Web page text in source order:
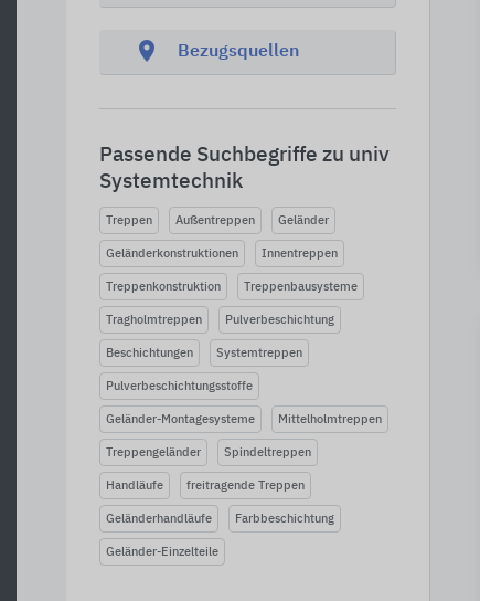
location_on Bezugsquellen
Passende Suchbegriffe zu univ
Systemtechnik
Treppen Außentreppen Geländer
Geländerkonstruktionen Innentreppen
Treppenkonstruktion Treppenbausysteme
Tragholmtreppen Pulverbeschichtung
Beschichtungen Systemtreppen
Pulverbeschichtungsstoffe
Geländer-Montagesysteme Mittelholmtreppen
Treppengeländer Spindeltreppen
Handläufe freitragende Treppen
Geländerhandläufe Farbbeschichtung
Geländer-Einzelteile